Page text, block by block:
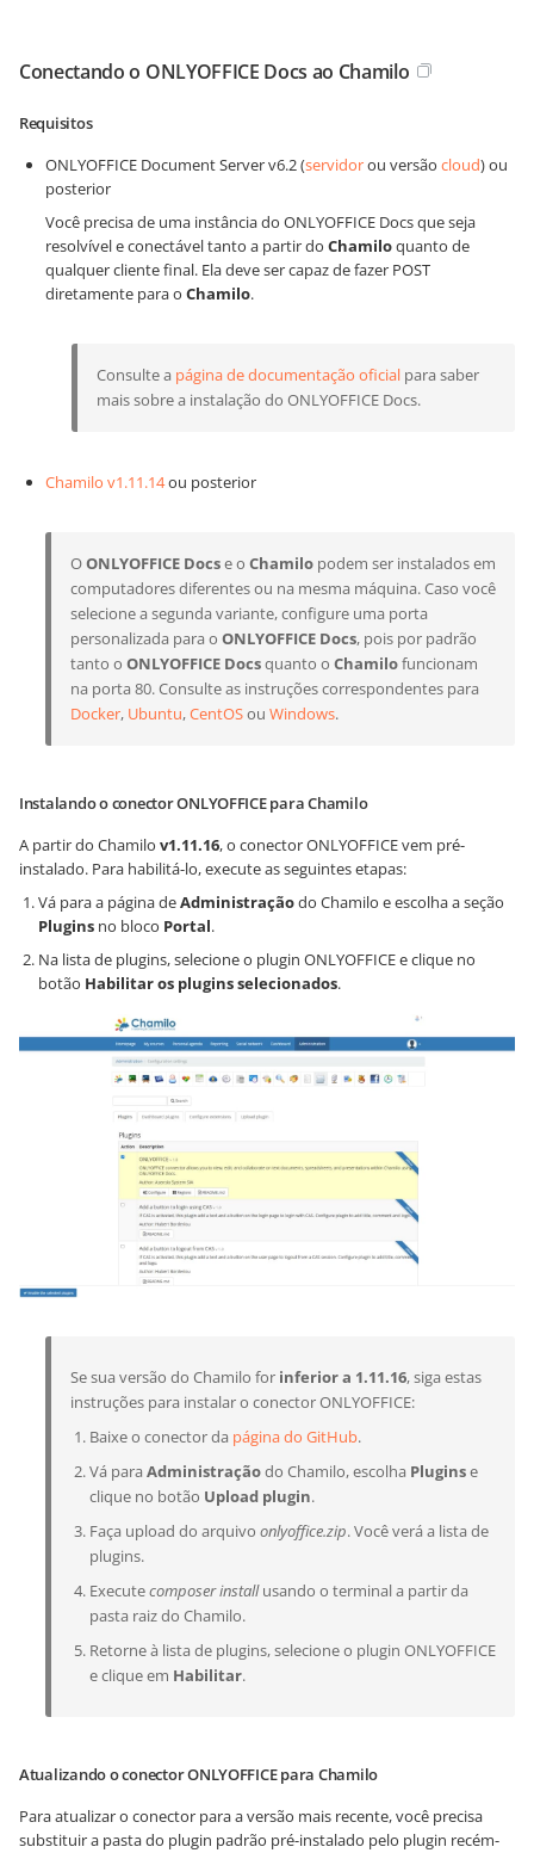
Conectando o ONLYOFFICE Docs ao Chamilo
Requisitos
ONLYOFFICE Document Server v6.2 (servidorou versão cloud) ou
posterior
Você precisa de uma instância do ONLYOFFICE Docs que seja
resolvível e conectável tanto a partir do Chamiloquanto de
qualquer cliente final. Ela deve ser capaz de fazer POST
diretamente para o Chamilo.
Consulte a página de documentação oficial para saber
mais sobre a instalação do ONLYOFFICE Docs.
Chamilo v1.11.14ou posterior
OONLYOFFICE Docse o Chamilo podem ser instalados em
computadores diferentes ou na mesma máquina. Caso você
selecione a segunda variante, configure uma porta
personalizada para o ONLYOFFICE Docs, pois por padrão
tanto o ONLYOFFICE Docsquanto o Chamilofuncionam
na porta 80. Consulte as instruções correspondentes para
Docker, Ubuntu,CentOSou Windows.
Instalando o conector ONLYOFFICE para Chamilo
A partir do Chamilo v1.11.16, o conector ONLYOFFICE vem pré-
instalado. Para habilitá-lo, execute as seguintes etapas:
Vá para a página deAdministraçãodo Chamilo e escolha a seção
Plugins no bloco Portal.
Na lista de plugins, selecione o plugin ONLYOFFICE e clique no
botão Habilitar os plugins selecionados.
Se sua versão do Chamilo for inferior a 1.11.16, siga estas
instruções para instalar o conector ONLYOFFICE:
Baixe o conector da página do GitHub.
Vá para Administraçãodo Chamilo, escolha Pluginse
clique no botão Upload plugin.
Faça upload do arquivo onlyoffice.zip. Você verá a lista de
plugins.
Executecomposer installusando o terminal a partir da
pasta raiz do Chamilo.
Retorne à lista de plugins, selecione o plugin ONLYOFFICE
e clique em Habilitar.
Atualizando o conector ONLYOFFICE para Chamilo
Para atualizar o conector para a versão mais recente, você precisa
substituir a pasta do plugin padrão pré-instalado pelo plugin recém-